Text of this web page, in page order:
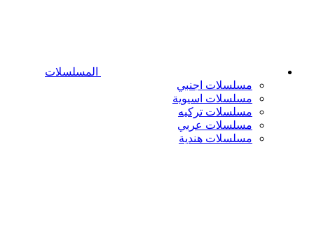
المسلسلات
مسلسلات اجنبي
مسلسلات اسيوية
مسلسلات تركيه
مسلسلات عربي
مسلسلات هندية